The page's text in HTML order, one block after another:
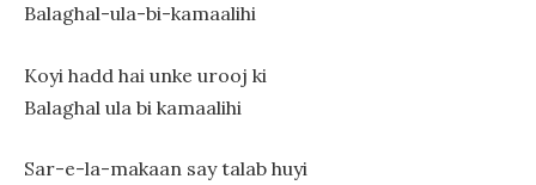
Balaghal-ula-bi-kamaalihi
Koyi hadd hai unke urooj ki
Balaghal ula bi kamaalihi
Sar-e-la-makaan say talab huyi